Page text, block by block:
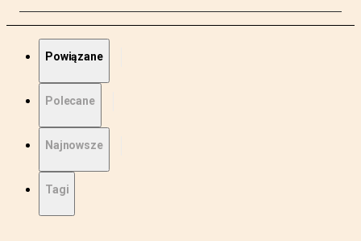
Powiązane
Polecane
Najnowsze
Tagi